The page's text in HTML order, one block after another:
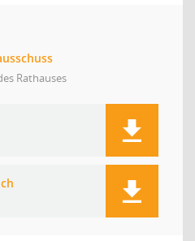
Rathauses